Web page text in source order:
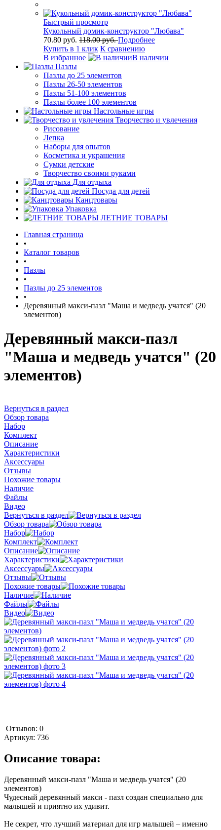
Быстрый просмотр
Кукольный домик-конструктор "Любава"
70.80 руб. 118.00 руб.Подробнее
Купить в 1 клик К сравнению
В избранное
В наличии
Пазлы
Пазлы до 25 элементов
Пазлы 26-50 элементов
Пазлы 51-100 элементов
Пазлы более 100 элементов
Настольные игры
Творчество и увлечения
Рисование
Лепка
Наборы для опытов
Косметика и украшения
Сумки детские
Творчество своими руками
Для отдыха
Посуда для детей
Канцтовары
Упаковка
ЛЕТНИЕ ТОВАРЫ
Главная страница
•
Каталог товаров
•
Пазлы
•
Пазлы до 25 элементов
•
Деревянный макси-пазл "Маша и медведь учатся" (20
элементов)
Деревянный макси-пазл
"Маша и медведь учатся" (20
элементов)
Вернуться в раздел
Обзор товара
Набор
Комплект
Описание
Характеристики
Аксессуары
Отзывы
Похожие товары
Наличие
Файлы
Видео
Вернуться в раздел
Обзор товара
Набор
Комплект
Описание
Характеристики
Аксессуары
Отзывы
Похожие товары
Наличие
Файлы
Видео
Отзывов: 0
Артикул: 736
Описание товара:
Деревянный макси-пазл "Маша и медведь учатся" (20
элементов)
Чудесный деревянный макси - пазл создан специально для
малышей и приятно их удивит.
Не секрет, что лучший материал для игр малышей – именно